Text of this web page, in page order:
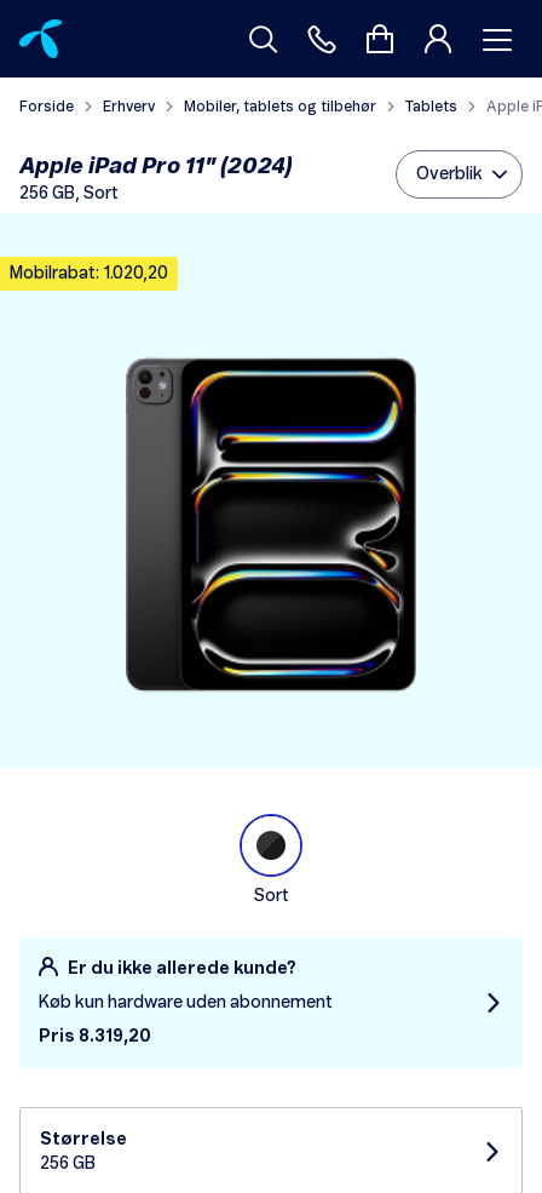
Forside Erhverv Mobiler, tablets og tilbehør Tablets Apple
Apple iPad Pro 11" (2024)
256 GB, Sort
Overblik
Mobilrabat: 1.020,20
Sort
Er du ikke allerede kunde?
Køb kun hardware uden abonnement
Pris 8.319,20
Størrelse
256 GB